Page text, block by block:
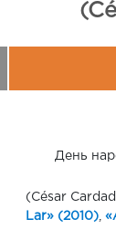
День
(César
Lar» (2010)